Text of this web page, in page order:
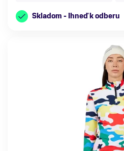
Skladom - Ihneď k odberu